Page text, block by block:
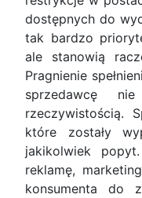
dostępnych do
tak bardzo
ale stanowią
Pragnienie
sprzedawcę
rzeczywistością.
które zostały
jakikolwiek
reklamę,
konsumenta do